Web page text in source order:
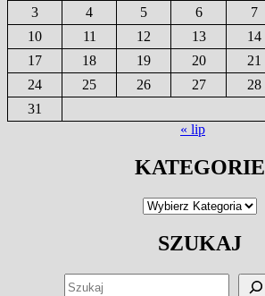
3
4 5 6 7
10
11 12 13 14
17
18 19 20 21
24
25 26 27 28
31
« lip
KATEGORIE
Kategorie
SZUKAJ